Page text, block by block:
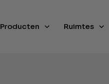
Producten Ruimtes